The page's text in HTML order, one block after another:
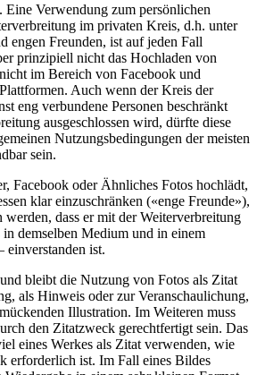
Eine Verwendung zum persönlichen
im privaten Kreis, d.h. unter
engen Freunden, ist auf jeden Fall
prinzipiell nicht das Hochladen von
im Bereich von Facebook und
Auch wenn der Kreis der
eng verbundene Personen beschränkt
ausgeschlossen wird, dürfte diese
Nutzungsbedingungen der meisten
sein.
Facebook oder Ähnliches Fotos hochlädt,
klar einzuschränken («enge Freunde»),
werden, dass er mit der Weiterverbreitung
demselben Medium und in einem
einverstanden ist.
bleibt die Nutzung von Fotos als Zitat
als Hinweis oder zur Veranschaulichung,
Illustration. Im Weiteren muss
den Zitatzweck gerechtfertigt sein. Das
eines Werkes als Zitat verwenden, wie
erforderlich ist. Im Fall eines Bildes